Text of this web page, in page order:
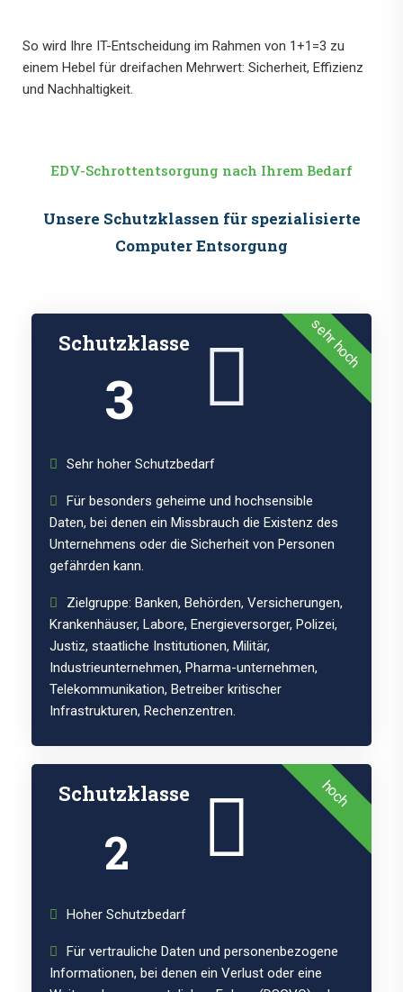
So wird Ihre IT-Entscheidung im Rahmen von 1+1=3 zu
einem Hebel für dreifachen Mehrwert: Sicherheit, Effizienz
und Nachhaltigkeit.
EDV-Schrottentsorgung nach Ihrem Bedarf
Unsere Schutzklassen für spezialisierte
Computer Entsorgung
sehr hoch
Schutzklasse
3
Sehr hoher Schutzbedarf
Für besonders geheime und hochsensible
Daten, bei denen ein Missbrauch die Existenz des
Unternehmens oder die Sicherheit von Personen
gefährden kann.
Zielgruppe: Banken, Behörden, Versicherungen,
Krankenhäuser, Labore, Energieversorger, Polizei,
Justiz, staatliche Institutionen, Militär,
Industrieunternehmen, Pharma-unternehmen,
Telekommunikation, Betreiber kritischer
Infrastrukturen, Rechenzentren.
hoch
Schutzklasse
2
Hoher Schutzbedarf
Für vertrauliche Daten und personenbezogene
Informationen, bei denen ein Verlust oder eine